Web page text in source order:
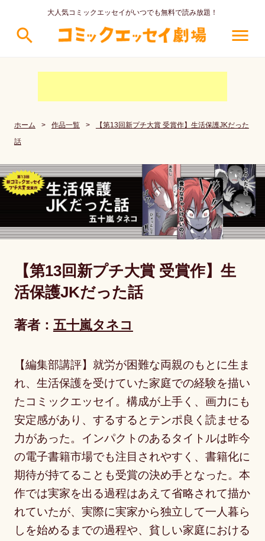
大人気コミックエッセイがいつでも無料で読み放題！
search menu
ホーム > 作品一覧 >
【第13回新プチ大賞 受賞作】生活保護JKだった
話
【第13回新プチ大賞 受賞作】生
活保護JKだった話
著者： 五十嵐タネコ
【編集部講評】就労が困難な両親のもとに生ま
れ、生活保護を受けていた家庭での経験を描い
たコミックエッセイ。構成が上手く、画力にも
安定感があり、するするとテンポ良く読ませる
力があった。インパクトのあるタイトルは昨今
の電子書籍市場でも注目されやすく、書籍化に
期待が持てることも受賞の決め手となった。本
作では実家を出る過程はあえて省略されて描か
れていたが、実際に実家から独立して一人暮ら
しを始めるまでの過程や、貧しい家庭における